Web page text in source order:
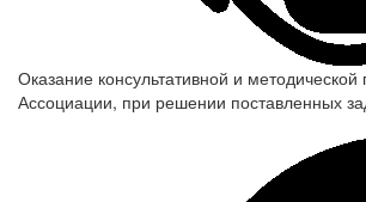
Оказание консультативной и
Ассоциации, при решении поставленных